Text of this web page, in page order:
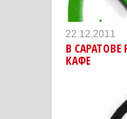
22.12.2011
В
КАФЕ